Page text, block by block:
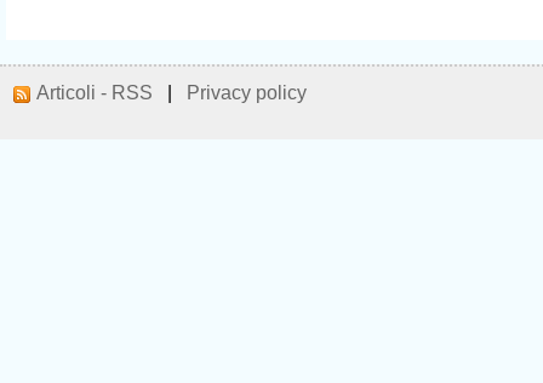
Articoli - RSS Privacy policy